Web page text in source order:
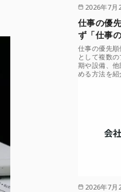
2026年7月
仕事の優
ず「仕事
仕事の優先
として複数
期や設備、
める方法を紹
2026年7月